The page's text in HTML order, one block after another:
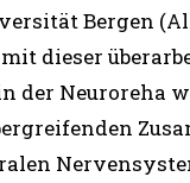
Bergen
dieser
der Neuroreha